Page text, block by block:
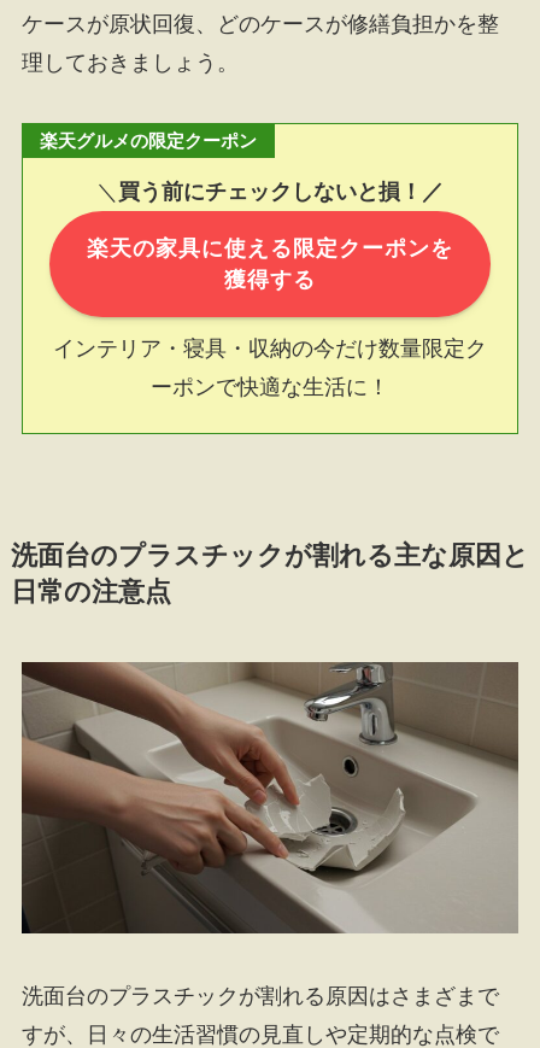
ケースが原状回復、どのケースが修繕負担かを整
理しておきましょう。
楽天グルメの限定クーポン
＼ 買う前にチェックしないと損！／
楽天の家具に使える限定クーポンを
獲得する
インテリア・寝具・収納の今だけ数量限定ク
ーポンで快適な生活に！
洗面台のプラスチックが割れる主な原因と
日常の注意点
洗面台のプラスチックが割れる原因はさまざまで
すが、日々の生活習慣の見直しや定期的な点検で